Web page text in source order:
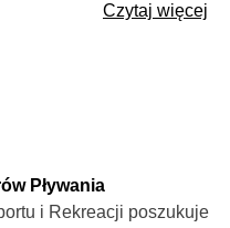
Czytaj więcej
Pływania
i Rekreacji poszukuje